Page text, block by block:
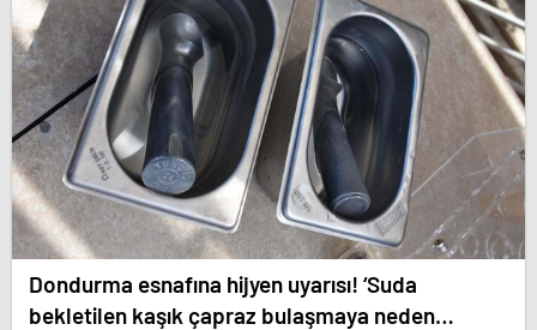
Dondurma esnafına hijyen uyarısı! ‘Suda
bekletilen kaşık çapraz bulaşmaya neden